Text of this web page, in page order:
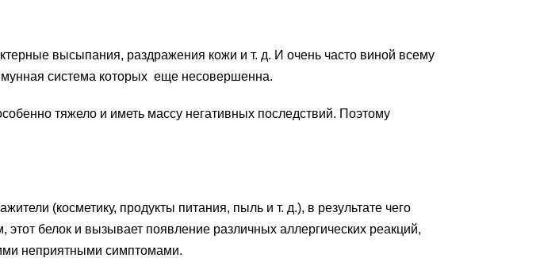
высыпания, раздражения кожи и т. д. И очень часто виной всему
система которых еще несовершенна.
тяжело и иметь массу негативных последствий. Поэтому
(косметику, продукты питания, пыль и т. д.), в результате чего
белок и вызывает появление различных аллергических реакций,
неприятными симптомами.